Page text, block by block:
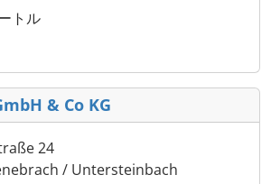
トル
& Co KG
24
/ Untersteinbach